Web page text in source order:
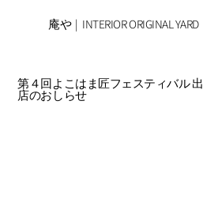
庵や | INTERIOR ORIGINAL YARD
第４回よこはま匠フェスティバル 出
店のおしらせ